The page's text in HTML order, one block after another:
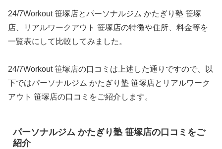
24/7Workout 笹塚店とパーソナルジム かたぎり塾 笹塚
店、リアルワークアウト 笹塚店の特徴や住所、料金等を
一覧表にして比較してみました。
24/7Workout 笹塚店の口コミは上述した通りですので、以
下ではパーソナルジム かたぎり塾 笹塚店とリアルワーク
アウト 笹塚店の口コミをご紹介します。
パーソナルジム かたぎり塾 笹塚店の口コミをご
紹介